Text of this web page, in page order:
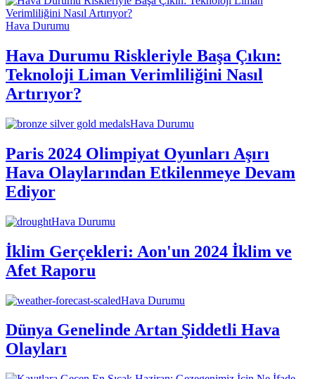
Hava Durumu
Hava Durumu Riskleriyle Başa Çıkın:
Teknoloji Liman Verimliliğini Nasıl
Artırıyor?
Hava Durumu
Paris 2024 Olimpiyat Oyunları Aşırı
Hava Olaylarından Etkilenmeye Devam
Ediyor
Hava Durumu
İklim Gerçekleri: Aon'un 2024 İklim ve
Afet Raporu
Hava Durumu
Dünya Genelinde Artan Şiddetli Hava
Olayları